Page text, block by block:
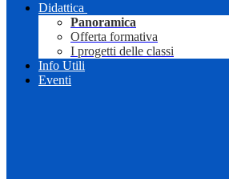
Didattica
Panoramica
Offerta formativa
I progetti delle classi
Info Utili
Eventi